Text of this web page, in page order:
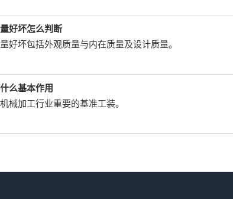
好坏怎么判断
好坏包括外观质量与内在质量及设计质量。
么基本作用
械加工行业重要的基准工装。